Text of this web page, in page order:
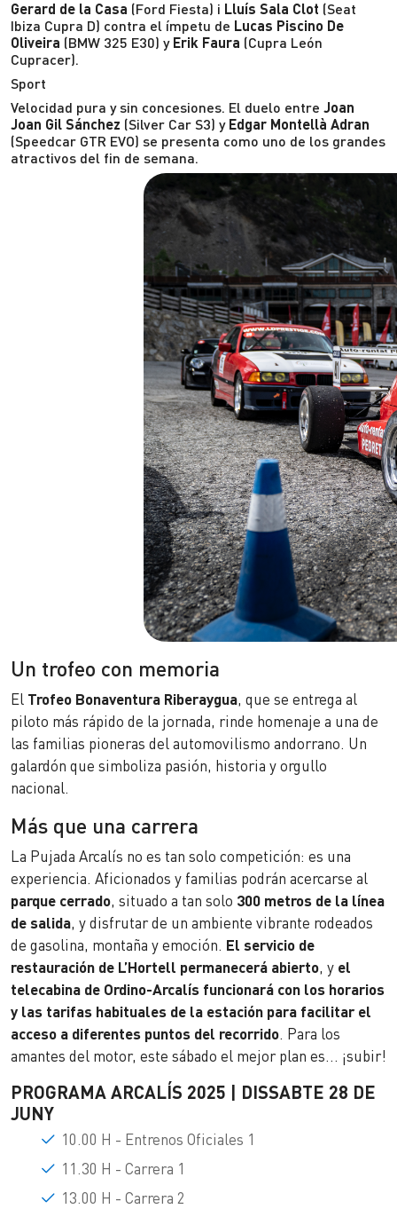
Gerard de la Casa (Ford Fiesta) i Lluís Sala Clot (Seat
Ibiza Cupra D) contra el ímpetu de Lucas Piscino De
Oliveira (BMW 325 E30) y Erik Faura (Cupra León
Cupracer).
Sport
Velocidad pura y sin concesiones. El duelo entre Joan
Joan Gil Sánchez (Silver Car S3) y Edgar Montellà Adran
(Speedcar GTR EVO) se presenta como uno de los grandes
atractivos del fin de semana.
Un trofeo con memoria
El Trofeo Bonaventura Riberaygua, que se entrega al
piloto más rápido de la jornada, rinde homenaje a una de
las familias pioneras del automovilismo andorrano. Un
galardón que simboliza pasión, historia y orgullo
nacional.
Más que una carrera
La Pujada Arcalís no es tan solo competición: es una
experiencia. Aficionados y familias podrán acercarse al
parque cerrado, situado a tan solo 300 metros de la línea
de salida, y disfrutar de un ambiente vibrante rodeados
de gasolina, montaña y emoción. El servicio de
restauración de L’Hortell permanecerá abierto, y el
telecabina de Ordino-Arcalís funcionará con los horarios
y las tarifas habituales de la estación para facilitar el
acceso a diferentes puntos del recorrido. Para los
amantes del motor, este sábado el mejor plan es... ¡subir!
PROGRAMA ARCALÍS 2025 | DISSABTE 28 DE
JUNY
10.00 H - Entrenos Oficiales 1
11.30 H - Carrera 1
13.00 H - Carrera 2